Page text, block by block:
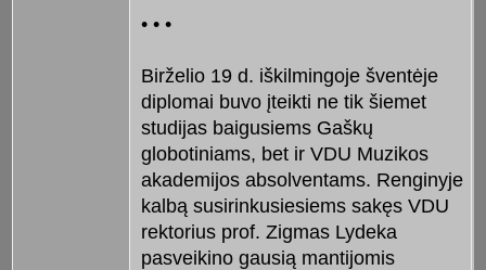
• • •
Birželio 19 d. iškilmingoje šventėje
diplomai buvo įteikti ne tik šiemet
studijas baigusiems Gaškų
globotiniams, bet ir VDU Muzikos
akademijos absolventams. Renginyje
kalbą susirinkusiesiems sakęs VDU
rektorius prof. Zigmas Lydeka
pasveikino gausią mantijomis